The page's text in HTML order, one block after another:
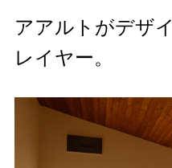
アアルトがデザ
レイヤー。